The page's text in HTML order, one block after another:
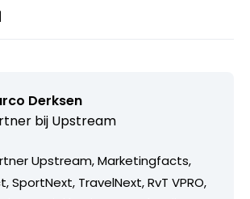
Derksen
bij Upstream
Upstream, Marketingfacts,
SportNext, TravelNext, RvT VPRO,